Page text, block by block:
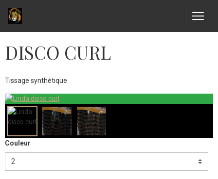
DISCO CURL
Tissage synthétique
Couleur